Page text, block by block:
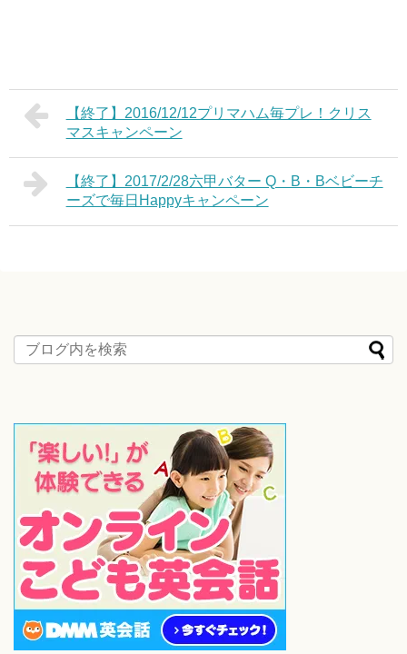
【終了】2016/12/12プリマハム毎プレ！クリス
マスキャンペーン
【終了】2017/2/28六甲バター Q・B・Bベビーチ
ーズで毎日Happyキャンペーン